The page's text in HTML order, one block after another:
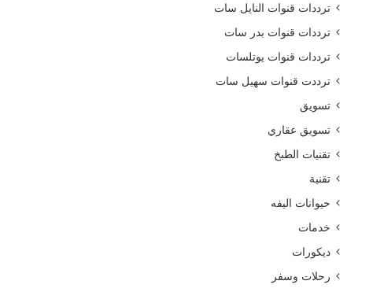
ترددات قنوات النايل سات
ترددات قنوات بدر سات
ترددات قنوات يوتلسات
ترددت قنوات سهيل سات
تسويق
تسويق عقاري
تقنيات الطبخ
تقنية
حيوانات اليفه
خدمات
ديكورات
رحلات وسفر